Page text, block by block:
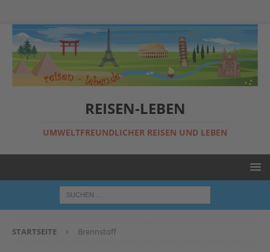
REISEN-LEBEN
UMWELTFREUNDLICHER REISEN UND LEBEN
STARTSEITE Brennstoff